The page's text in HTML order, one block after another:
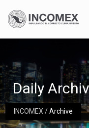
INCOMEX/Archive
Daily